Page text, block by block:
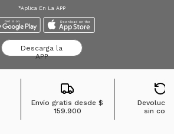
*Aplica En La APP
Descarga la
APP
Envío gratis desde$
159.900
sin